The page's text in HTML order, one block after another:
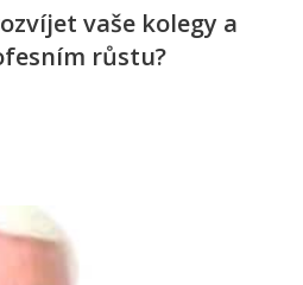
vaše kolegy a
růstu?